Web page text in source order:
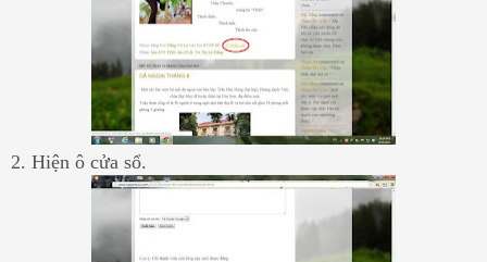
2. Hiện ô cửa sổ.